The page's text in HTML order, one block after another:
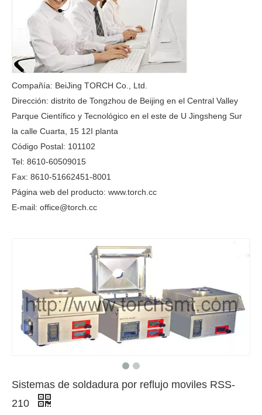
Compañía: BeiJing TORCH Co., Ltd.
Dirección: distrito de Tongzhou de Beijing en el Central Valley
Parque Científico y Tecnológico en el este de U Jingsheng Sur
la calle Cuarta, 15 12I planta
Código Postal: 101102
Tel: 8610-60509015
Fax: 8610-51662451-8001
Página web del producto: www.torch.cc
E-mail: office@torch.cc
Sistemas de soldadura por reflujo moviles RSS-
210